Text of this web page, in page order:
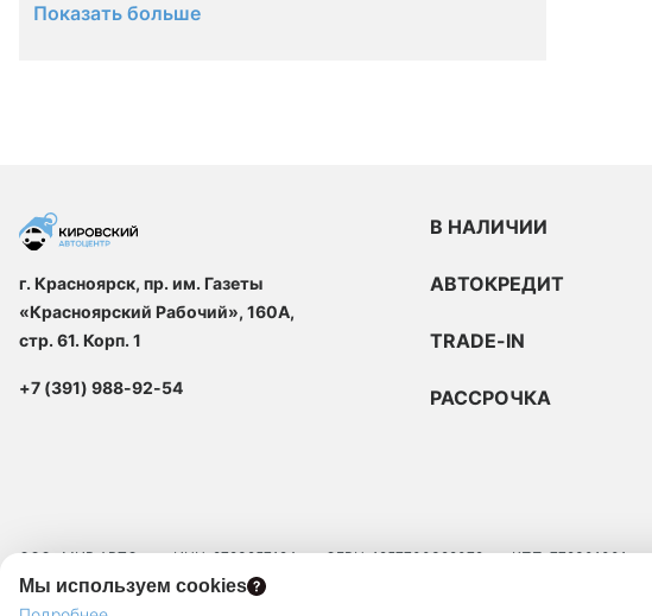
Показать больше
Мы используем cookies
г. Красноярск, пр. им. Газеты
«Красноярский Рабочий», 160А,
стр. 61. Корп. 1
+7 (391) 988-92-54
В НАЛИЧИИ
АВТОКРЕДИТ
TRADE-IN
РАССРОЧКА
ООО «МИР АВТО» ИНН: 9723257124 ОГРН: 1257700329072
КПП: 772301001
ЮРИДИЧЕСКИЙ АДРЕС: 109129, Г.МОСКВА, ВН.ТЕР.Г. МУНИЦИПАЛЬНЫЙ ОКРУГ